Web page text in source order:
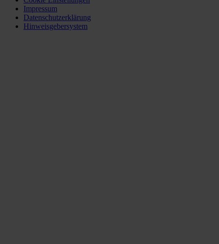
Impressum
Datenschutzerklärung
Hinweisgebersystem